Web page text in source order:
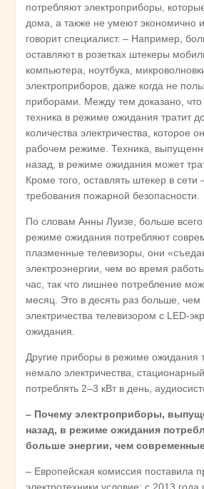
потребляют электроприборы,
дома, а также не умеют экономично
говорит специалист. – Например,
оставляют в розетках штекеры
компьютера, ноутбука,
электроприборов, даже когда не
приборами. Между тем доказано,
техника в режиме ожидания тратит
количества электричества, которое
рабочем режиме. Техника,
назад, в режиме ожидания может
Кроме того, оставлять штекер в сети
требования пожарной безопасности.
По словам Анны Луизе, больше всего
режиме ожидания потребляют
плазменные телевизоры, они
электроэнергии, чем во время
час, так что лишнее потребление
месяц. Это в десять раз больше, чем
электричества телевизором с LED-
ожидания.
Другие приборы в режиме ожидания
немало электричества,
потреблять 2–3 кВт в день,
– Почему электроприборы,
назад, в режиме ожидания
больше энергии, чем
– Европейская комиссия поставила
электротехники условие: с 2013